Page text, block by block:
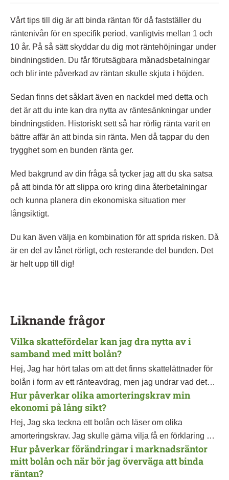
Vårt tips till dig är att binda räntan för då fastställer du
räntenivån för en specifik period, vanligtvis mellan 1 och
10 år. På så sätt skyddar du dig mot räntehöjningar under
bindningstiden. Du får förutsägbara månadsbetalningar
och blir inte påverkad av räntan skulle skjuta i höjden.
Sedan finns det såklart även en nackdel med detta och
det är att du inte kan dra nytta av räntesänkningar under
bindningstiden. Historiskt sett så har rörlig ränta varit en
bättre affär än att binda sin ränta. Men då tappar du den
trygghet som en bunden ränta ger.
Med bakgrund av din fråga så tycker jag att du ska satsa
på att binda för att slippa oro kring dina återbetalningar
och kunna planera din ekonomiska situation mer
långsiktigt.
Du kan även välja en kombination för att sprida risken. Då
är en del av lånet rörligt, och resterande del bunden. Det
är helt upp till dig!
Liknande frågor
Vilka skattefördelar kan jag dra nytta av i
samband med mitt bolån?
Hej, Jag har hört talas om att det finns skattelättnader för
bolån i form av ett ränteavdrag, men jag undrar vad det
innebär och hur jag kan dra nytta av detta? Jag har bara
ägt min bostad i ett halvår, så jag har inte hunnit skicka in
min första deklaration än som bostadsägare.
Hur påverkar olika amorteringskrav min
ekonomi på lång sikt?
Hej, Jag ska teckna ett bolån och läser om olika
amorteringskrav. Jag skulle gärna vilja få en förklaring på
vilken inverkan olika amorteringskrav har på min ekonomi
över tid?
Hur påverkar förändringar i marknadsräntor
mitt bolån och när bör jag överväga att binda
räntan?